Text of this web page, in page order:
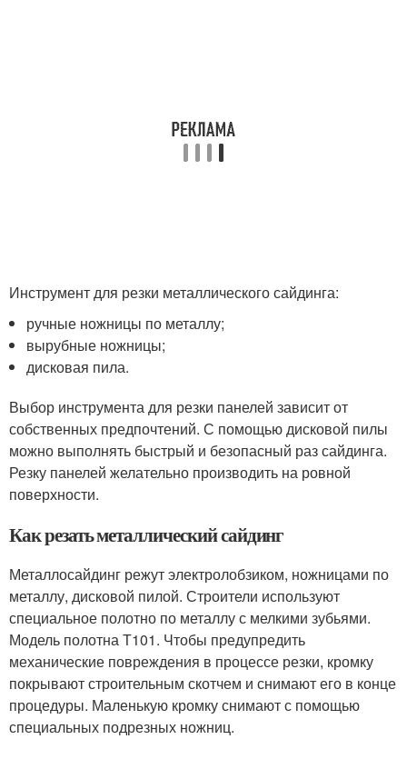
Инструмент для резки металлического сайдинга:
ручные ножницы по металлу;
вырубные ножницы;
дисковая пила.
Выбор инструмента для резки панелей зависит от
собственных предпочтений. С помощью дисковой пилы
можно выполнять быстрый и безопасный раз сайдинга.
Резку панелей желательно производить на ровной
поверхности.
Как резать металлический сайдинг
Металлосайдинг режут электролобзиком, ножницами по
металлу, дисковой пилой. Строители используют
специальное полотно по металлу с мелкими зубьями.
Модель полотна Т101. Чтобы предупредить
механические повреждения в процессе резки, кромку
покрывают строительным скотчем и снимают его в конце
процедуры. Маленькую кромку снимают с помощью
специальных подрезных ножниц.